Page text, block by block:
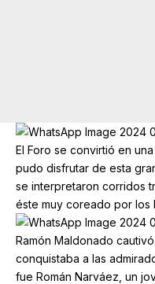
El Foro se convirtió en
pudo disfrutar de esta
se interpretaron corridos
éste muy coreado por los
Ramón Maldonado
conquistaba a las
fue Román Narváez, un